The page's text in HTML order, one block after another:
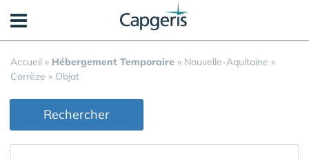
Accueil » Hébergement Temporaire » Nouvelle-Aquitaine »
Corrèze » Objat
Rechercher